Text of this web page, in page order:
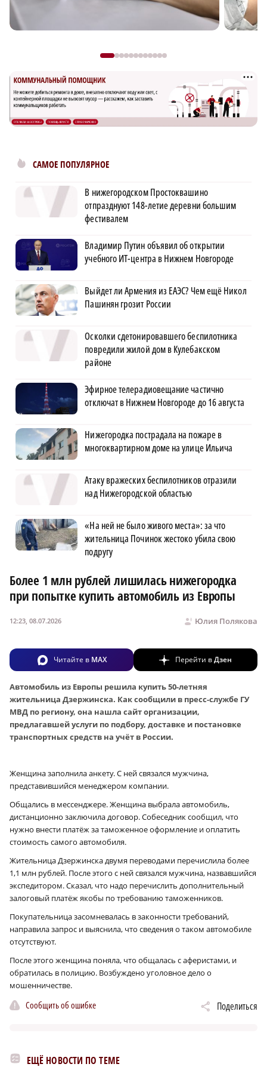
САМОЕ ПОПУЛЯРНОЕ
В нижегородском Простоквашино
отпразднуют 148-летие деревни большим
фестивалем
Владимир Путин объявил об открытии
учебного ИТ-центра в Нижнем Новгороде
Выйдет ли Армения из ЕАЭС? Чем ещё Никол
Пашинян грозит России
Осколки сдетонировавшего беспилотника
повредили жилой дом в Кулебакском
районе
Эфирное телерадиовещание частично
отключат в Нижнем Новгороде до 16 августа
Нижегородка пострадала на пожаре в
многоквартирном доме на улице Ильича
Атаку вражеских беспилотников отразили
над Нижегородской областью
«На ней не было живого места»: за что
жительница Починок жестоко убила свою
подругу
Более 1 млн рублей лишилась нижегородка
при попытке купить автомобиль из Европы
Юлия Полякова
12:23, 08.07.2026
Читайте в MAX Перейти вДзен
Автомобиль из Европы решила купить 50-летняя
жительница Дзержинска. Как сообщили в пресс-службе ГУ
МВД по региону, она нашла сайт организации,
предлагавшей услуги по подбору, доставке и постановке
транспортных средств на учёт в России.
Женщина заполнила анкету. С ней связался мужчина,
представившийся менеджером компании.
Общались в мессенджере. Женщина выбрала автомобиль,
дистанционно заключила договор. Собеседник сообщил, что
нужно внести платёж за таможенное оформление и оплатить
стоимость самого автомобиля.
Жительница Дзержинска двумя переводами перечислила более
1,1 млн рублей. После этого с ней связался мужчина, назвавшийся
экспедитором. Сказал, что надо перечислить дополнительный
залоговый платёж якобы по требованию таможенников.
Покупательница засомневалась в законности требований,
направила запрос и выяснила, что сведения о таком автомобиле
отсутствуют.
После этого женщина поняла, что общалась с аферистами, и
обратилась в полицию. Возбуждено уголовное дело о
мошенничестве.
Сообщить об ошибке Поделиться
ЕЩЁ НОВОСТИ ПО ТЕМЕ